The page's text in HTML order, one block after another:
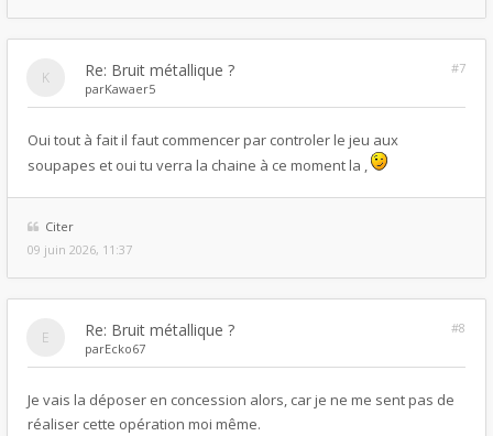
Re: Bruit métallique ?
#7
parKawaer5
Oui tout à fait il faut commencer par controler le jeu aux
soupapes et oui tu verra la chaine à ce moment la ,
Citer
09 juin 2026, 11:37
Re: Bruit métallique ?
#8
parEcko67
Je vais la déposer en concession alors, car je ne me sent pas de
réaliser cette opération moi même.